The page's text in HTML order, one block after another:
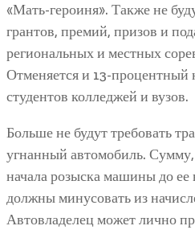
«Мать-героиня». Также не
грантов, премий, призов и
региональных и местных
Отменяется и 13-процентный
студентов колледжей и вузов.
Больше не будут требовать
угнанный автомобиль. Сумму,
начала розыска машины до ее
должны минусовать из
Автовладелец может лично